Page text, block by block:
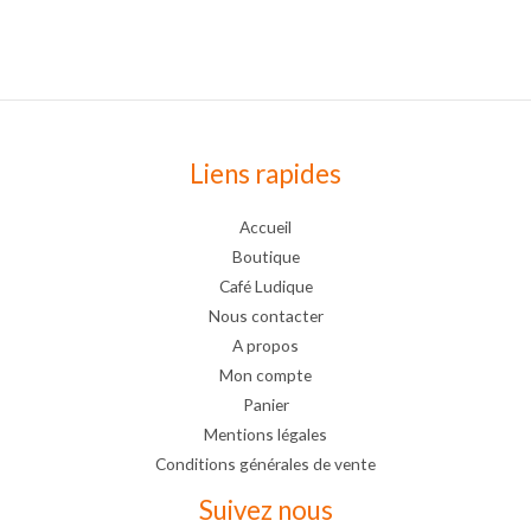
Liens rapides
Accueil
Boutique
Café Ludique
Nous contacter
A propos
Mon compte
Panier
Mentions légales
Conditions générales de vente
Suivez nous